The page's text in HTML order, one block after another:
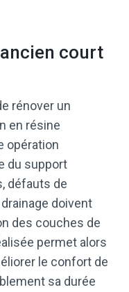
court
rénover un
en résine
opération
du support
défauts de
doivent
des couches de
permet alors
le confort de
sa durée